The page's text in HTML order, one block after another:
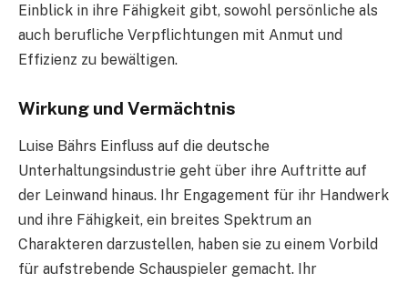
Einblick in ihre Fähigkeit gibt, sowohl persönliche als
auch berufliche Verpflichtungen mit Anmut und
Effizienz zu bewältigen.
Wirkung und Vermächtnis
Luise Bährs Einfluss auf die deutsche
Unterhaltungsindustrie geht über ihre Auftritte auf
der Leinwand hinaus. Ihr Engagement für ihr Handwerk
und ihre Fähigkeit, ein breites Spektrum an
Charakteren darzustellen, haben sie zu einem Vorbild
für aufstrebende Schauspieler gemacht. Ihr